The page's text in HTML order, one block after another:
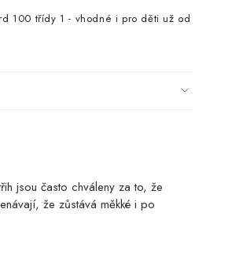
100 třídy 1 - vhodné i pro děti už od
jsou často chváleny za to, že
že zůstává měkké i po